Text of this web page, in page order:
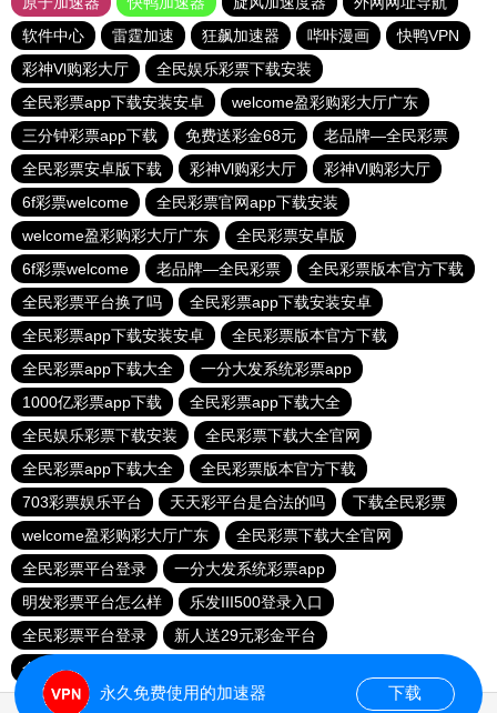
软件中心
雷霆加速 狂飙加速器 哔咔漫画
快鸭VPN
彩神Vl购彩大厅
全民娱乐彩票下载安装
全民彩票app下载安装安卓
welcome盈彩购彩大厅广东
三分钟彩票app下载
免费送彩金68元
老品牌—全民彩票
全民彩票安卓版下载
彩神Vl购彩大厅
彩神Vl购彩大厅
6f彩票welcome
全民彩票官网app下载安装
welcome盈彩购彩大厅广东
全民彩票安卓版
6f彩票welcome
老品牌—全民彩票
全民彩票版本官方下载
全民彩票平台换了吗
全民彩票app下载安装安卓
全民彩票app下载安装安卓
全民彩票版本官方下载
全民彩票app下载大全
一分大发系统彩票app
1000亿彩票app下载
全民彩票app下载大全
全民娱乐彩票下载安装
全民彩票下载大全官网
全民彩票app下载大全
全民彩票版本官方下载
703彩票娱乐平台
天天彩平台是合法的吗
下载全民彩票
welcome盈彩购彩大厅广东
全民彩票下载大全官网
全民彩票平台登录
一分大发系统彩票app
明发彩票平台怎么样
乐发III500登录入口
全民彩票平台登录
新人送29元彩金平台
全民娱乐彩票下载安装
永久免费使用的加速器 下载